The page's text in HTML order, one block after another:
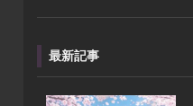
最新記事